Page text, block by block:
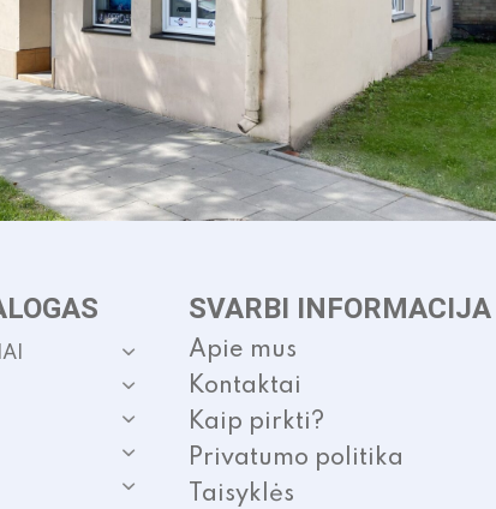
SVARBI INFORMACIJA
Apie mus
Kontaktai
Kaip pirkti?
Privatumo politika
Taisyklės